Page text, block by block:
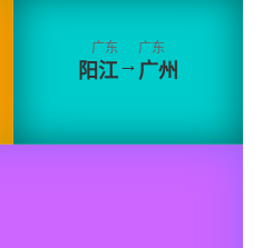
广东
阳江→
广东
广州